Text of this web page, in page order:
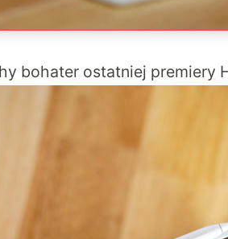
bohater ostatniej premiery